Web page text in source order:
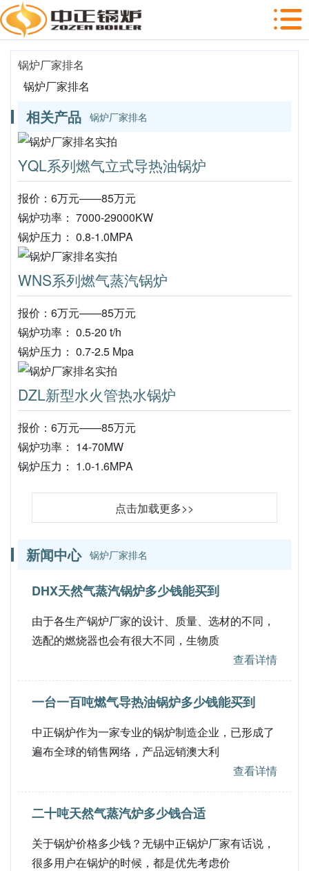
锅炉厂家排名
锅炉厂家排名
相关产品 锅炉厂家排名
YQL系列燃气立式导热油锅炉
报价：6万元——85万元
锅炉功率： 7000-29000KW
锅炉压力： 0.8-1.0MPA
WNS系列燃气蒸汽锅炉
报价：6万元——85万元
锅炉功率： 0.5-20 t/h
锅炉压力： 0.7-2.5 Mpa
DZL新型水火管热水锅炉
报价：6万元——85万元
锅炉功率： 14-70MW
锅炉压力： 1.0-1.6MPA
点击加载更多>>
新闻中心 锅炉厂家排名
DHX天然气蒸汽锅炉多少钱能买到
由于各生产锅炉厂家的设计、质量、选材的不同，
选配的燃烧器也会有很大不同，生物质
查看详情
一台一百吨燃气导热油锅炉多少钱能买到
中正锅炉作为一家专业的锅炉制造企业，已形成了
遍布全球的销售网络，产品远销澳大利
查看详情
二十吨天然气蒸汽炉多少钱合适
关于锅炉价格多少钱？无锡中正锅炉厂家有话说，
很多用户在锅炉的时候，都是优先考虑价